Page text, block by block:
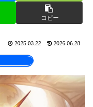
コピー
2025.03.22 2026.06.28